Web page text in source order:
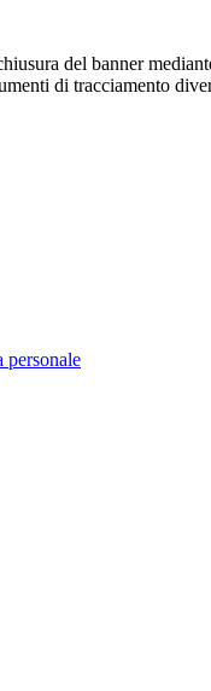
del banner
di tracciamento
personale